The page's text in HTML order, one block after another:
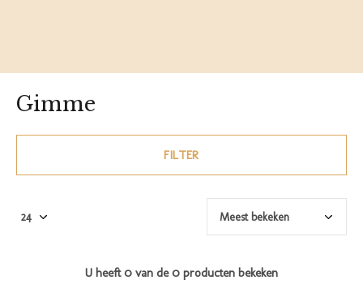
Gimme
FILTER
U heeft 0 van de 0 producten bekeken